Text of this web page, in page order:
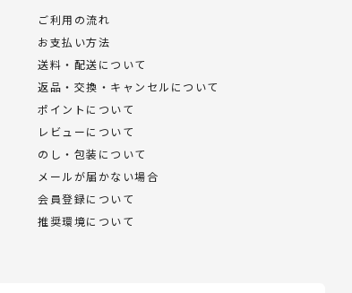
ご利用の流れ
お支払い方法
送料・配送について
返品・交換・キャンセルについて
ポイントについて
レビューについて
のし・包装について
メールが届かない場合
会員登録について
推奨環境について